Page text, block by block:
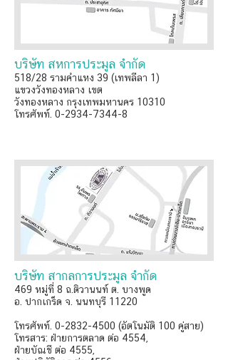
บริษัท สหการประมูล จำกัด
518/28 รามคำแหง 39 (เทพลีลา 1)
แขวงวังทองหลาง เขต
วังทองหลาง กรุงเทพมหานคร 10310
โทรศัพท์. 0-2934-7344-8
บริษัท สากลการประมูล จำกัด
469 หมู่ที่ 8 ถ.ติวานนท์ ต. บางพูด
อ. ปากเกร็ด จ. นนทบุรี 11220
โทรศัพท์. 0-2832-4500 (อัตโนมัติ 100 คู่สาย)
โทรสาร: ฝ่ายการตลาด ต่อ 4554,
ฝ่ายบัณชี ต่อ 4555,